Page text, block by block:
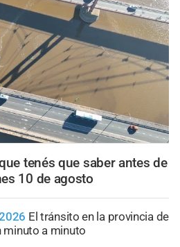
tenés que saber antes de
10 de agosto
El tránsito en la provincia de
minuto a minuto